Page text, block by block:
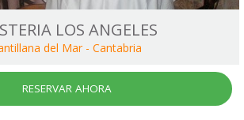
LOS ANGELES
del Mar - Cantabria
RESERVAR AHORA